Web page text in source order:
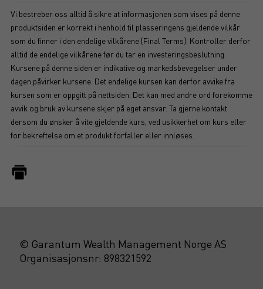
Vi bestreber oss alltid å sikre at informasjonen som vises på denne
produktsiden er korrekt i henhold til plasseringens gjeldende vilkår
som du finner i den endelige vilkårene (Final Terms). Kontroller derfor
alltid de endelige vilkårene før du tar en investeringsbeslutning.
Kursene på denne siden er indikative og markedsbevegelser under
dagen påvirker kursene. Det endelige kursen kan derfor avvike fra
kursen som er oppgitt på nettsiden. Det kan med andre ord forekomme
avvik og bruk av kursene skjer på eget ansvar. Ta gjerne kontakt
dersom du ønsker å vite gjeldende kurs, ved usikkerhet om kurs eller
for bekreftelse om et produkt forfaller eller innløses.
© Garantum Wealth Management Norge AS
Organisasjonsnr: 898321592